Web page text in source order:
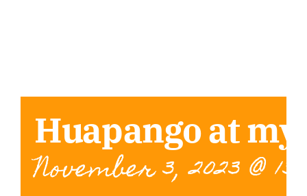
Huapango at my
November 3, 2023 @